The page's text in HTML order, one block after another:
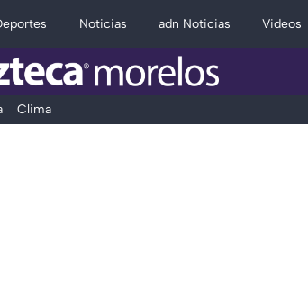
Noticias adn Noticias Videos
Clima